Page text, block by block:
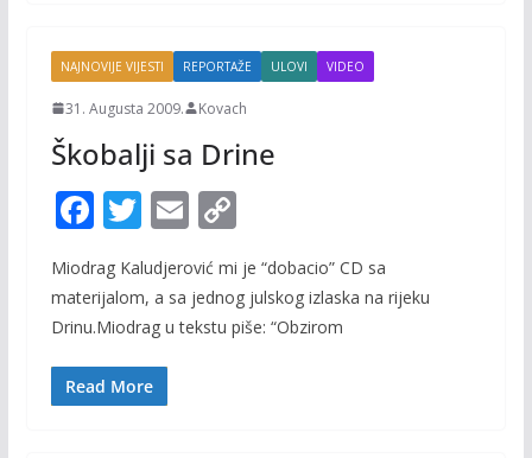
NAJNOVIJE VIJESTI REPORTAŽE ULOVI VIDEO
31. Augusta 2009. Kovach
Škobalji sa Drine
F
e
b
o
o
T
w
itt
er
E
m
ai
l
C
p
y
Miodrag Kaludjerović mi je “dobacio” CD sa
materijalom, a sa jednog julskog izlaska na rijeku
Drinu.Miodrag u tekstu piše: “Obzirom
Read More